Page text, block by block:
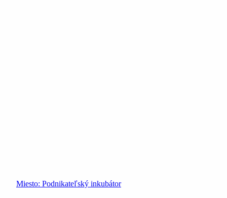
Miesto: Podnikateľský inkubátor